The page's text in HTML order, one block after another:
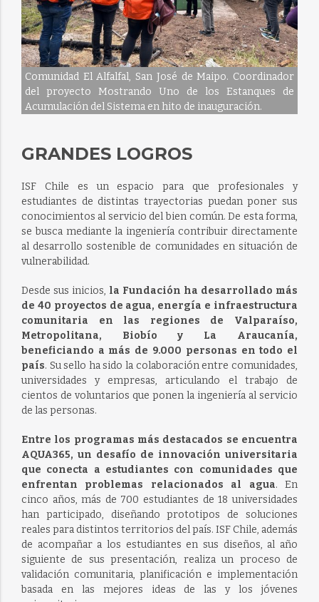
Comunidad El Alfalfal, San José de Maipo. Coordinador
del proyecto Mostrando Uno de los Estanques de
Acumulación del Sistema en hito de inauguración.
GRANDES LOGROS
ISF Chile es un espacio para que profesionales y
estudiantes de distintas trayectorias puedan poner sus
conocimientos al servicio del bien común. De esta forma,
se busca mediante la ingeniería contribuir directamente
al desarrollo sostenible de comunidades en situación de
vulnerabilidad.
Desde sus inicios, la Fundación ha desarrollado más
de 40 proyectos de agua, energía e infraestructura
comunitaria en las regiones de Valparaíso,
Metropolitana, Biobío y La Araucanía,
beneficiando a más de 9.000 personas en todo el
país. Su sello ha sido la colaboración entre comunidades,
universidades y empresas, articulando el trabajo de
cientos de voluntarios que ponen la ingeniería al servicio
de las personas.
Entre los programas más destacados se encuentra
AQUA365, un desafío de innovación universitaria
que conecta a estudiantes con comunidades que
enfrentan problemas relacionados al agua. En
cinco años, más de 700 estudiantes de 18 universidades
han participado, diseñando prototipos de soluciones
reales para distintos territorios del país. ISF Chile, además
de acompañar a los estudiantes en sus diseños, al año
siguiente de sus presentación, realiza un proceso de
validación comunitaria, planificación e implementación
basada en las mejores ideas de las y los jóvenes